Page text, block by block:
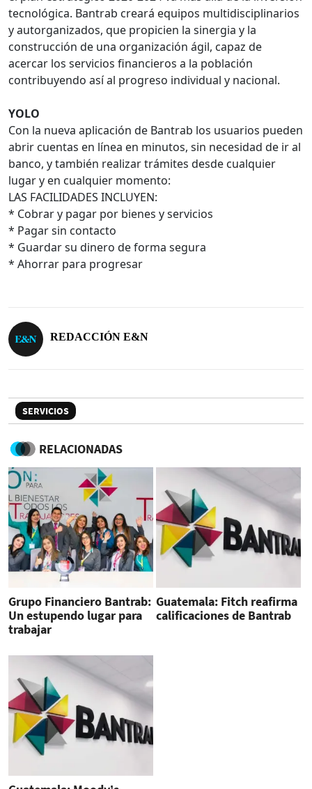
tecnológica. Bantrab creará equipos multidisciplinarios
y autorganizados, que propicien la sinergia y la
construcción de una organización ágil, capaz de
acercar los servicios financieros a la población
contribuyendo así al progreso individual y nacional.
YOLO
Con la nueva aplicación de Bantrab los usuarios pueden
abrir cuentas en línea en minutos, sin necesidad de ir al
banco, y también realizar trámites desde cualquier
lugar y en cualquier momento:
LAS FACILIDADES INCLUYEN:
* Cobrar y pagar por bienes y servicios
* Pagar sin contacto
* Guardar su dinero de forma segura
* Ahorrar para progresar
REDACCIÓN E&N
SERVICIOS
RELACIONADAS
Grupo Financiero Bantrab:
Un estupendo lugar para
trabajar
Guatemala: Fitch reafirma
calificaciones de Bantrab